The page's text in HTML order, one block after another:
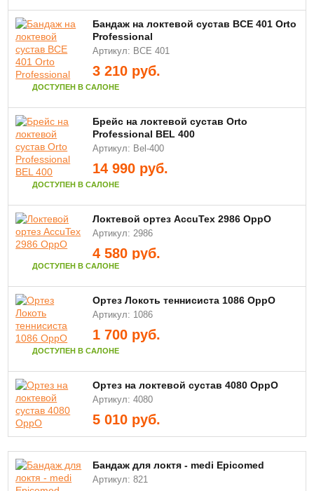
Бандаж на локтевой сустав BCE 401 Orto
Professional
Артикул: BCE 401
3 210 руб.
ДОСТУПЕН В САЛОНЕ
Брейс на локтевой сустав Orto
Professional BEL 400
Артикул: Bel-400
14 990 руб.
ДОСТУПЕН В САЛОНЕ
Локтевой ортез AccuTex 2986 ОррО
Артикул: 2986
4 580 руб.
ДОСТУПЕН В САЛОНЕ
Ортез Локоть теннисиста 1086 OppO
Артикул: 1086
1 700 руб.
ДОСТУПЕН В САЛОНЕ
Ортез на локтевой сустав 4080 OppO
Артикул: 4080
5 010 руб.
Бандаж для локтя - medi Epicomed
Артикул: 821